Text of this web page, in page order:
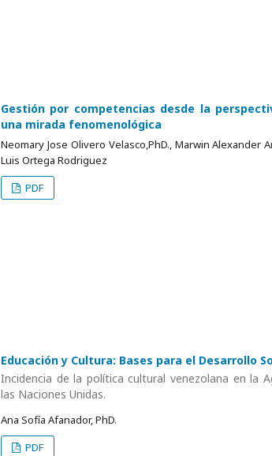
Gestión por competencias desde la
una mirada fenomenológica
Neomary Jose Olivero Velasco,PhD., Marwin Alexander
Luis Ortega Rodriguez
PDF
Educación y Cultura: Bases para el Desarrollo
Incidencia de la política cultural venezolana en la
las Naciones Unidas.
Ana Sofía Afanador, PhD.
PDF